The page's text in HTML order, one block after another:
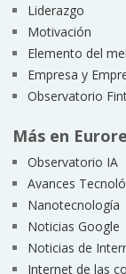
Liderazgo
Motivación
Elemento del
Empresa y
Observatorio
Más en
Observatorio IA
Avances
Nanotecnología
Noticias Google
Noticias de
Internet de las